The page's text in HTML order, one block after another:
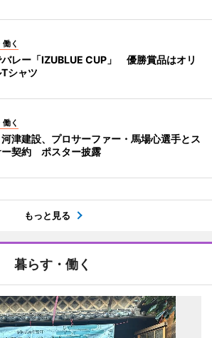
く
レー「IZUBLUE CUP」 優勝賞品はオリ
シャツ
く
津建設、プロサーファー・馬場心選手とス
ー契約 ポスター披露
もっと見る
暮らす・働く